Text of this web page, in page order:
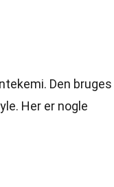
Den bruges
Her er nogle